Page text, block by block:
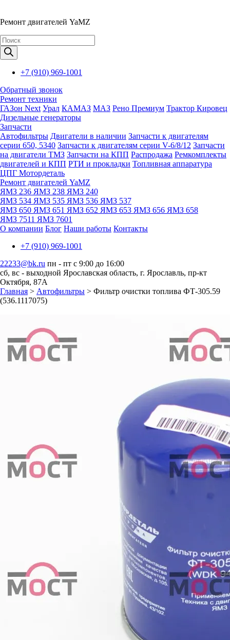
Ремонт двигателей YaMZ
Поиск
товаров
+7 (910) 969-1001
Обратный звонок
Ремонт техники
ГАЗон Next Урал КАМАЗ МАЗ Рено Премиум Трактор Кировец
Дизельные генераторы
Запчасти
Автофильтры Двигатели в наличии Запчасти к двигателям
серии 650, 5340 Запчасти к двигателям серии V-6/8/12 Запчасти
на двигатели ТМЗ Запчасти на КПП Распродажа Ремкомплекты
двигателей и КПП РТИ и прокладки Топливная аппаратура
ЦПГ Мотордеталь
Ремонт двигателей YaMZ
ЯМЗ 236 ЯМЗ 238 ЯМЗ 240
ЯМЗ 534 ЯМЗ 535 ЯМЗ 536 ЯМЗ 537
ЯМЗ 650 ЯМЗ 651 ЯМЗ 652 ЯМЗ 653 ЯМЗ 656 ЯМЗ 658
ЯМЗ 7511 ЯМЗ 7601
О компании Блог Наши работы Контакты
+7 (910) 969-1001
22233@bk.ru пн - пт с 9:00 до 16:00
сб, вс - выходной Ярославская область, г. Ярославль, пр-кт
Октября, 87А
Главная > Автофильтры > Фильтр очистки топлива ФТ-305.59
(536.1117075)